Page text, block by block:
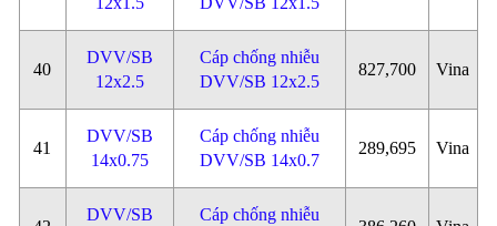
40
DVV/SB
12x2.5
Cáp chống nhiễu
DVV/SB 12x2.5
827,700 Vina
41
DVV/SB
14x0.75
Cáp chống nhiễu
DVV/SB 14x0.7
289,695 Vina
DVV/SB
Cáp chống nhiễu